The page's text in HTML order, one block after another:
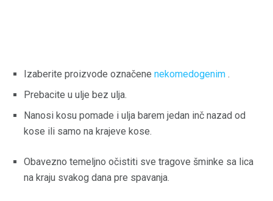
Izaberite proizvode označene nekomedogenim .
Prebacite u ulje bez ulja.
Nanosi kosu pomade i ulja barem jedan inč nazad od
kose ili samo na krajeve kose.
Obavezno temeljno očistiti sve tragove šminke sa lica
na kraju svakog dana pre spavanja.